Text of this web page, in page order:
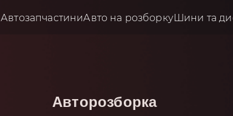
АвтозапчастиниАвто на розборкуШини та
Авторозборка